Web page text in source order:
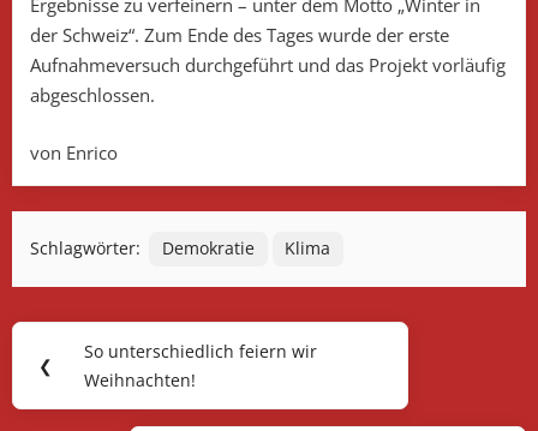
Ergebnisse zu verfeinern – unter dem Motto „Winter in
der Schweiz“. Zum Ende des Tages wurde der erste
Aufnahmeversuch durchgeführt und das Projekt vorläufig
abgeschlossen.
von Enrico
Schlagwörter: Demokratie Klima
Beitragsnavigation
❮
Previous
Post:
So unterschiedlich feiern wir
Weihnachten!